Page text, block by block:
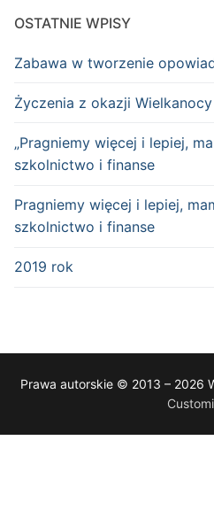
OSTATNIE WPISY
Zabawa w tworzenie
Życzenia z okazji
„Pragniemy więcej i lepiej,
szkolnictwo i finanse
Pragniemy więcej i lepiej,
szkolnictwo i finanse
2019 rok
Prawa autorskie © 2013 – 2026